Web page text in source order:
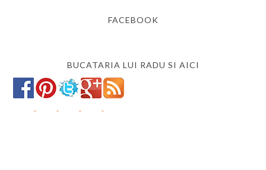
FACEBOOK
BUCATARIA LUI RADU SI AICI